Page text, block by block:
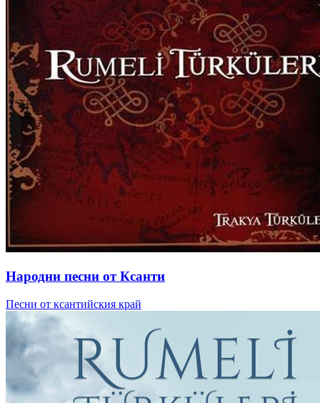
Народни песни от Ксанти
Песни от ксантийския край